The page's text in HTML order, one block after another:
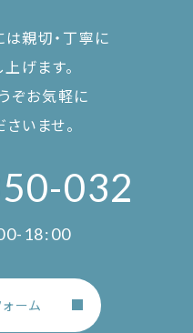
親切・丁寧に
げます。
ぞお気軽に
いませ。
032
18:00
ーム